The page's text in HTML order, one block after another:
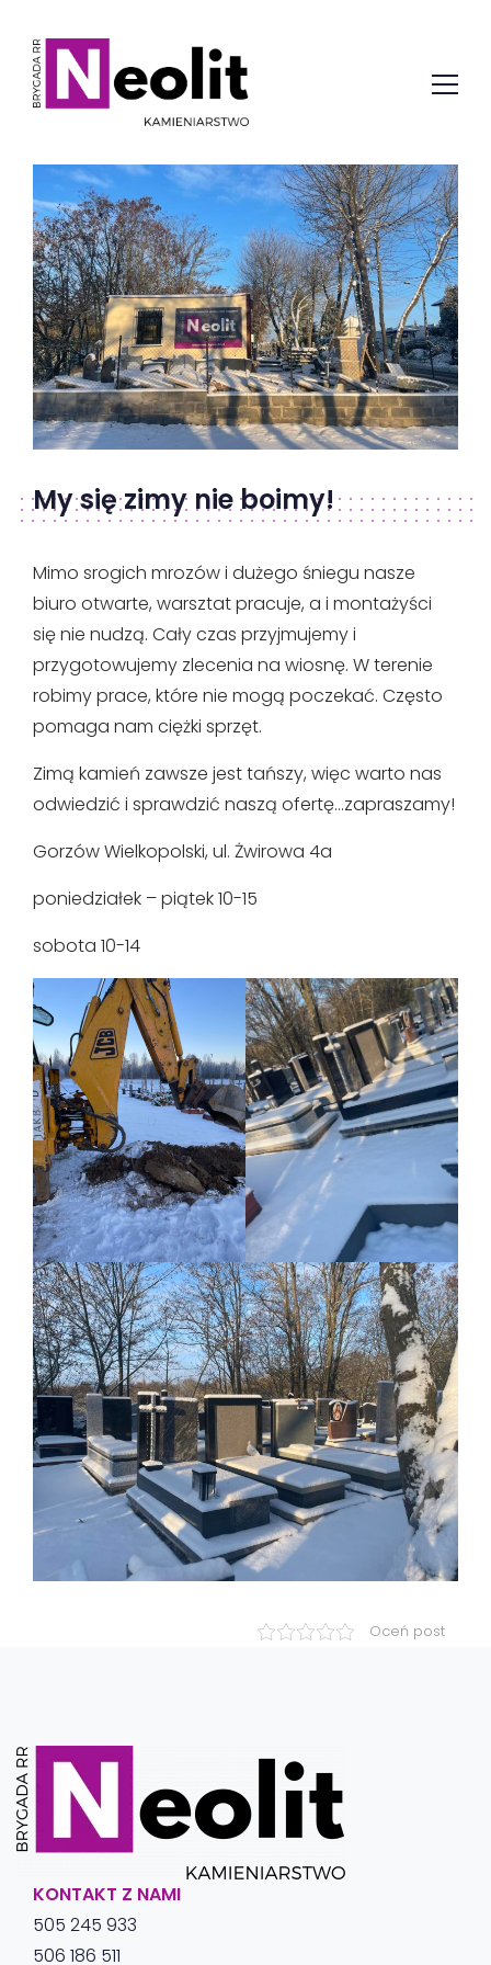
My się zimy nie boimy!
Mimo srogich mrozów i dużego śniegu nasze
biuro otwarte, warsztat pracuje, a i montażyści
się nie nudzą. Cały czas przyjmujemy i
przygotowujemy zlecenia na wiosnę. W terenie
robimy prace, które nie mogą poczekać. Często
pomaga nam ciężki sprzęt.
Zimą kamień zawsze jest tańszy, więc warto nas
odwiedzić i sprawdzić naszą ofertę…zapraszamy!
Gorzów Wielkopolski, ul. Żwirowa 4a
poniedziałek – piątek 10-15
sobota 10-14
Oceń post
KONTAKT Z NAMI
505 245 933
506 186 511